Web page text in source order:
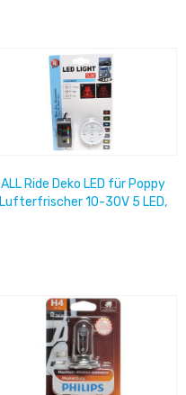
ALL Ride Deko LED für Poppy
Lufterfrischer 10-30V 5 LED,